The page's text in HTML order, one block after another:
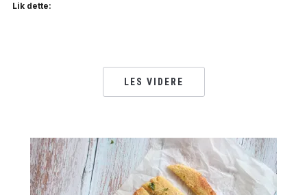
Lik dette:
LES VIDERE